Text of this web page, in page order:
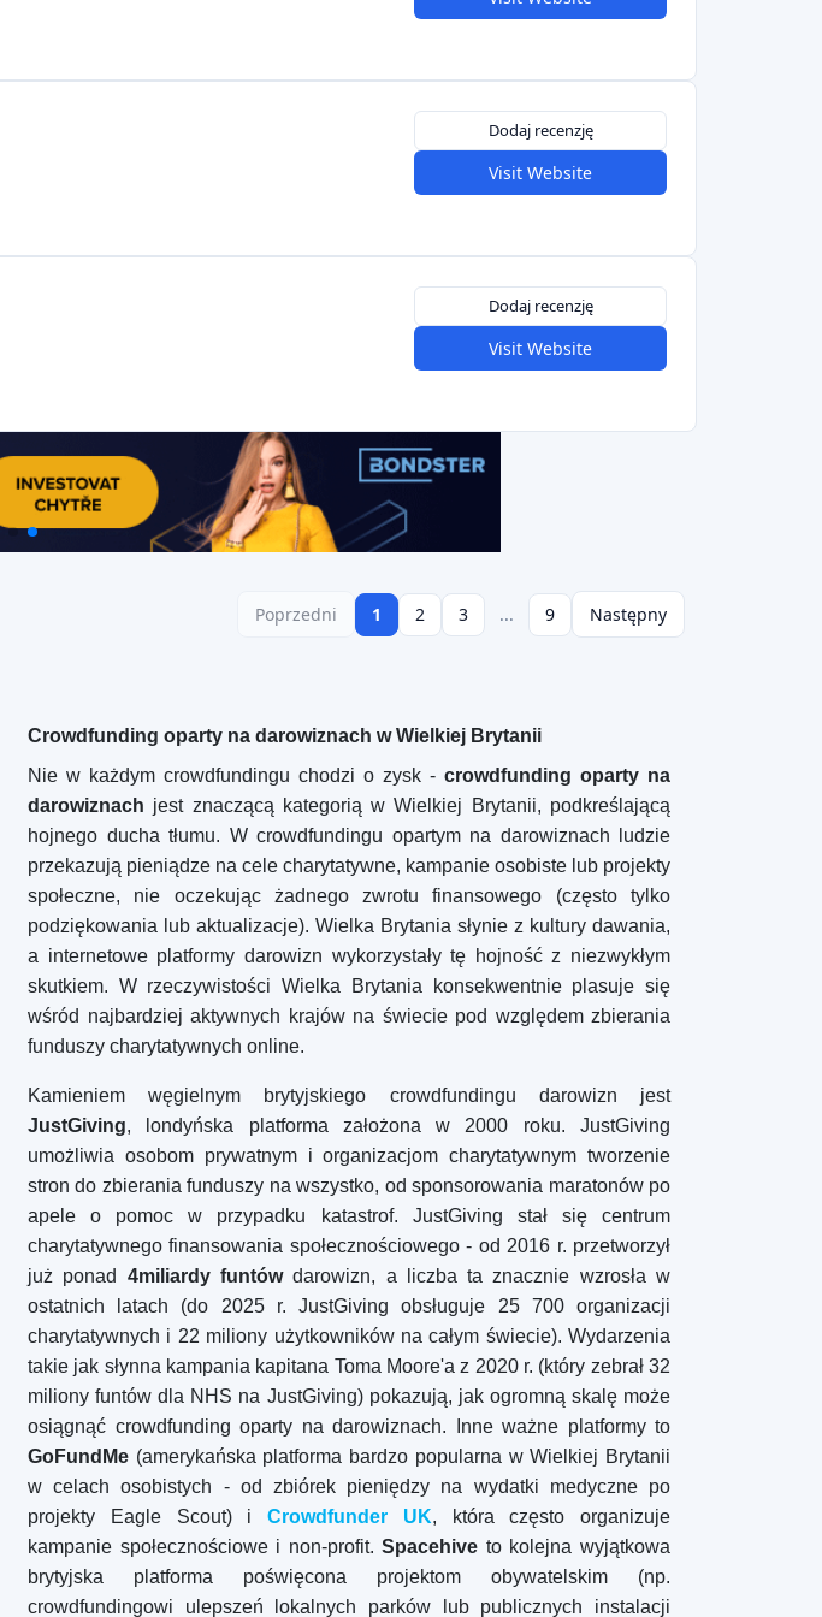
Dodaj recenzję
Visit Website
Dodaj recenzję
Visit Website
Poprzedni 1 2 3 ... 9 Następny
Crowdfunding oparty na darowiznach w Wielkiej Brytanii
Nie w każdym crowdfundingu chodzi o zysk - crowdfunding oparty na
darowiznach jest znaczącą kategorią w Wielkiej Brytanii, podkreślającą
hojnego ducha tłumu. W crowdfundingu opartym na darowiznach ludzie
przekazują pieniądze na cele charytatywne, kampanie osobiste lub projekty
społeczne, nie oczekując żadnego zwrotu finansowego (często tylko
podziękowania lub aktualizacje). Wielka Brytania słynie z kultury dawania,
a internetowe platformy darowizn wykorzystały tę hojność z niezwykłym
skutkiem. W rzeczywistości Wielka Brytania konsekwentnie plasuje się
wśród najbardziej aktywnych krajów na świecie pod względem zbierania
funduszy charytatywnych online.
Kamieniem węgielnym brytyjskiego crowdfundingu darowizn jest
JustGiving, londyńska platforma założona w 2000 roku. JustGiving
umożliwia osobom prywatnym i organizacjom charytatywnym tworzenie
stron do zbierania funduszy na wszystko, od sponsorowania maratonów po
apele o pomoc w przypadku katastrof. JustGiving stał się centrum
charytatywnego finansowania społecznościowego - od 2016 r. przetworzył
już ponad 4miliardy funtówdarowizn, a liczba ta znacznie wzrosła w
ostatnich latach (do 2025 r. JustGiving obsługuje 25 700 organizacji
charytatywnych i 22 miliony użytkowników na całym świecie). Wydarzenia
takie jak słynna kampania kapitana Toma Moore'a z 2020 r. (który zebrał 32
miliony funtów dla NHS na JustGiving) pokazują, jak ogromną skalę może
osiągnąć crowdfunding oparty na darowiznach. Inne ważne platformy to
GoFundMe (amerykańska platforma bardzo popularna w Wielkiej Brytanii
w celach osobistych - od zbiórek pieniędzy na wydatki medyczne po
projekty Eagle Scout) i Crowdfunder UK, która często organizuje
kampanie społecznościowe i non-profit.Spacehive to kolejna wyjątkowa
brytyjska platforma poświęcona projektom obywatelskim (np.
crowdfundingowi ulepszeń lokalnych parków lub publicznych instalacji